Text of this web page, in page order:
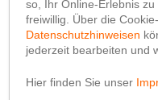
Allgemein
„Mein